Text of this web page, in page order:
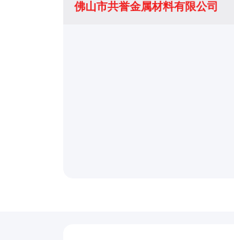
佛山市共誉金属材料有限公司